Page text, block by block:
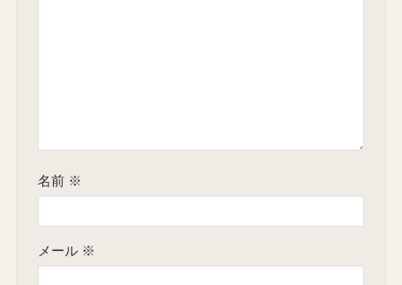
名前 ※
メール ※